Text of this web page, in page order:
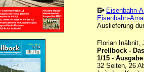
Eisenbahn-
Eisenbahn-
Auslieferung
Florian Inäbnit,
Prellbock -
1/15 - Ausgabe
32 Seiten, 26